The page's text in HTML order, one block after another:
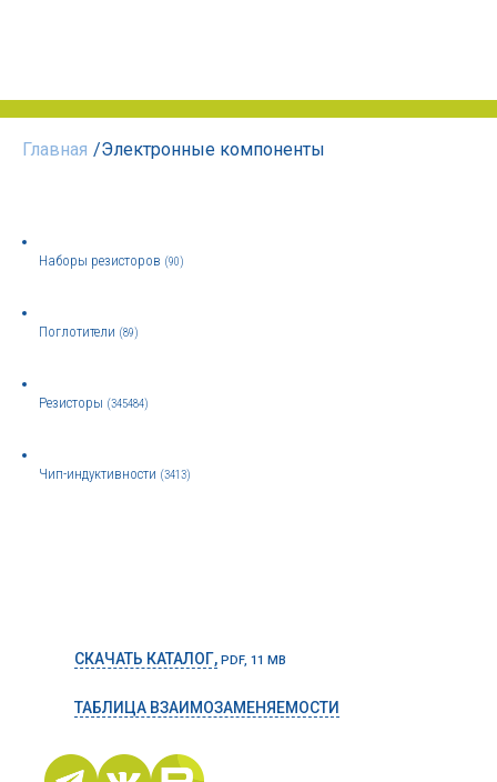
Главная /Электронные компоненты
Наборы резисторов (90)
Поглотители (89)
Резисторы (345484)
Чип-индуктивности (3413)
СКАЧАТЬ КАТАЛОГ, PDF, 11 MB
ТАБЛИЦА ВЗАИМОЗАМЕНЯЕМОСТИ